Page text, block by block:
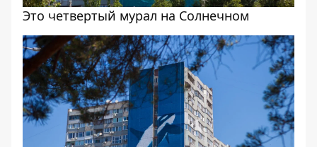
Это четвертый мурал на Солнечном